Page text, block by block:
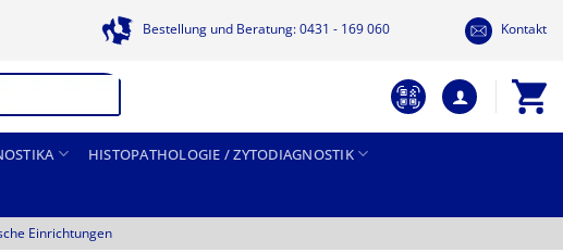
Bestellung und Beratung: 0431 - 169 060 Kontakt
HISTOPATHOLOGIE / ZYTODIAGNOSTIK
Einrichtungen